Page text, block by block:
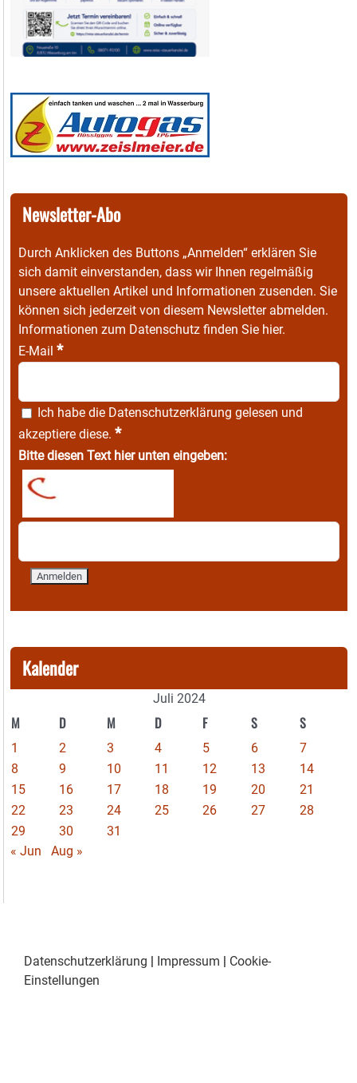
Newsletter-Abo
Durch Anklicken des Buttons „Anmelden“ erklären Sie
sich damit einverstanden, dass wir Ihnen regelmäßig
unsere aktuellen Artikel und Informationen zusenden. Sie
können sich jederzeit von diesem Newsletter abmelden.
Informationen zum Datenschutz finden Sie hier.
E-Mail *
Ich habe die Datenschutzerklärung gelesen und
akzeptiere diese. *
Bitte diesen Text hier unten eingeben:
Kalender
Juli 2024
M D M D F S S
1 2 3 4 5 6
7
8
9 10 11 12 13
14
15
16 17 18 19 20
21
22
23 24 25 26 27
28
29
30
31
« Jun
Aug »
Datenschutzerklärung | Impressum | Cookie-
Einstellungen